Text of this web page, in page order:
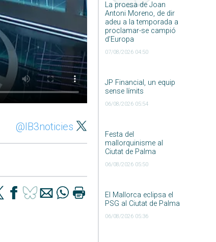
La proesa de Joan
Antoni Moreno, de dir
adeu a la temporada a
proclamar-se campió
d’Europa
07/08/2026 04:50
JP Financial, un equip
sense límits
06/08/2026 05:54
Festa del
mallorquinisme al
Ciutat de Palma
06/08/2026 05:50
El Mallorca eclipsa el
PSG al Ciutat de Palma
06/08/2026 05:36
@IB3noticies